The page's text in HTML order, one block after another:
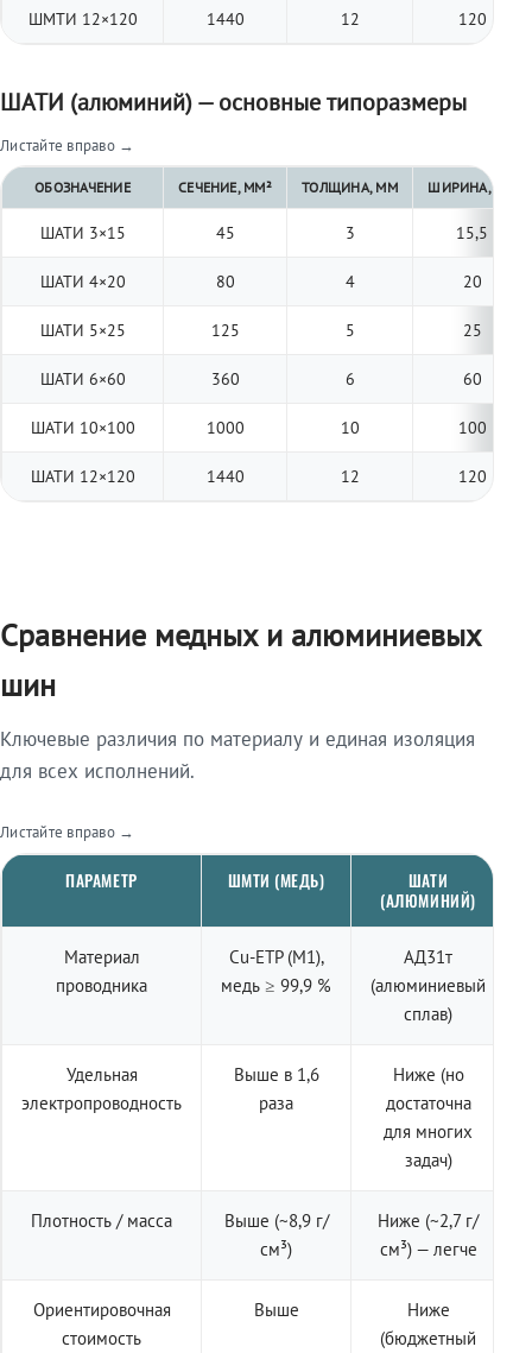
ШМТИ 12×120 1440 12 120
ШАТИ (алюминий) — основные типоразмеры
Листайте вправо →
ОБОЗНАЧЕНИЕ СЕЧЕНИЕ, ММ² ТОЛЩИНА, ММ ШИРИНА, ММ
ШАТИ 3×15 45 3 15,5
ШАТИ 4×20 80 4 20
ШАТИ 5×25 125 5 25
ШАТИ 6×60 360 6 60
ШАТИ 10×100 1000 10 100
ШАТИ 12×120 1440 12 120
Сравнение медных и алюминиевых
шин
Ключевые различия по материалу и единая изоляция
для всех исполнений.
Листайте вправо →
ПАРАМЕТР ШМТИ (МЕДЬ)
ШАТИ
(АЛЮМИНИЙ)
Материал
проводника
Cu-ETP (M1),
медь ≥ 99,9 %
АД31т
(алюминиевый
сплав)
Удельная
электропроводность
Выше в 1,6
раза
Ниже (но
достаточна
для многих
задач)
Плотность / масса
Выше (~8,9 г/
см³)
Ниже (~2,7 г/
см³) — легче
Ориентировочная
стоимость
Выше
Ниже
(бюджетный